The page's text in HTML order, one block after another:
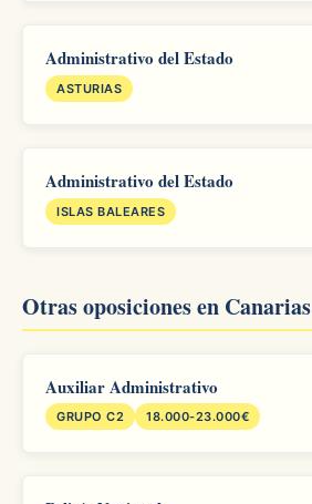
Administrativo del Estado
ASTURIAS
Administrativo del Estado
ISLAS BALEARES
Otras oposiciones en Canarias
Auxiliar Administrativo
GRUPO C2 18.000-23.000€